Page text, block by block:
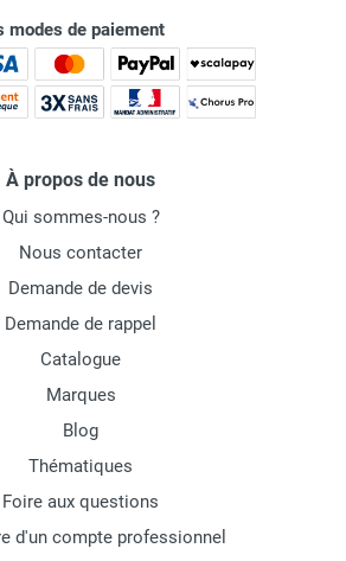
modes de paiement
À propos de nous
Qui sommes-nous ?
Nous contacter
Demande de devis
Demande de rappel
Catalogue
Marques
Blog
Thématiques
Foire aux questions
d'un compte professionnel